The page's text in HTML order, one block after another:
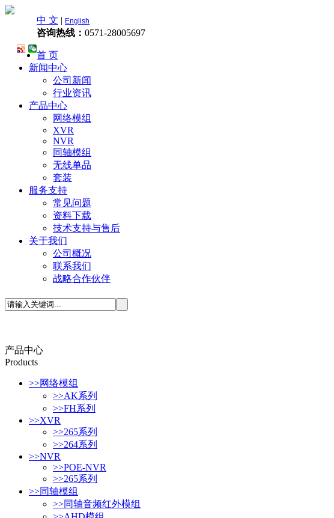
中 文 | English
咨询热线： 0571-28005697
首 页
新闻中心
公司新闻
行业资讯
产品中心
网络模组
XVR
NVR
同轴模组
无线单品
套装
服务支持
常见问题
资料下载
技术支持与售后
关于我们
公司概况
联系我们
战略合作伙伴
产品中心
Products
>>网络模组
>>AK系列
>>FH系列
>>XVR
>>265系列
>>264系列
>>NVR
>>POE-NVR
>>265系列
>>同轴模组
>>同轴音频红外模组